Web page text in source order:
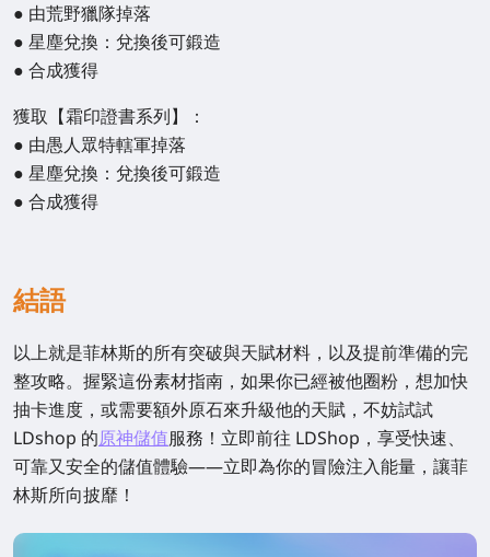
● 由荒野獵隊掉落
● 星塵兌換：兌換後可鍛造
● 合成獲得
獲取【霜印證書系列】：
● 由愚人眾特轄軍掉落
● 星塵兌換：兌換後可鍛造
● 合成獲得
結語
以上就是菲林斯的所有突破與天賦材料，以及提前準備的完
整攻略。握緊這份素材指南 ，如果你已經被他圈粉，想加快
抽卡進度，或需要額外原石來升級他的天賦，不妨試試
LDshop 的原神儲值服務！立即前往 LDShop，享受快速、
可靠又安全的儲值體驗——立即為你的冒險注入能量，讓菲
林斯所向披靡！